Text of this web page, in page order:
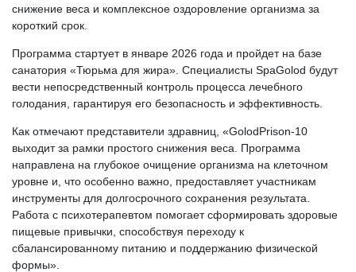
снижение веса и комплексное оздоровление организма за
короткий срок.
Программа стартует в январе 2026 года и пройдет на базе
санатория «Тюрьма для жира». Специалисты SpaGolod будут
вести непосредственный контроль процесса лечебного
голодания, гарантируя его безопасность и эффективность.
Как отмечают представители здравниц, «GolodPrison-10
выходит за рамки простого снижения веса. Программа
направлена на глубокое очищение организма на клеточном
уровне и, что особенно важно, предоставляет участникам
инструменты для долгосрочного сохранения результата.
Работа с психотерапевтом помогает сформировать здоровые
пищевые привычки, способствуя переходу к
сбалансированному питанию и поддержанию физической
формы».